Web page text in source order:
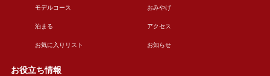
モデルコース おみやげ
泊まる アクセス
お気に入りリスト お知らせ
お役立ち情報